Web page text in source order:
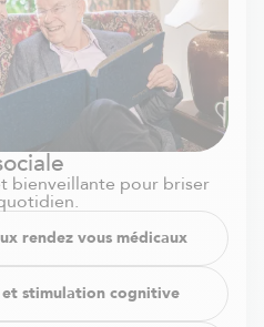
bienveillante pour briser
rendez vous médicaux
stimulation cognitive